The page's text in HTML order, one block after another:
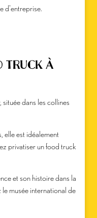
TRUCK À
dans les collines
elle est idéalement
privatiser un food truck
et son histoire dans la
musée international de